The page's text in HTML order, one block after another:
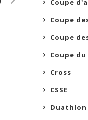
Coupe
Coupe
Coupe
Coupe
Cross
CSSE
Duathlon